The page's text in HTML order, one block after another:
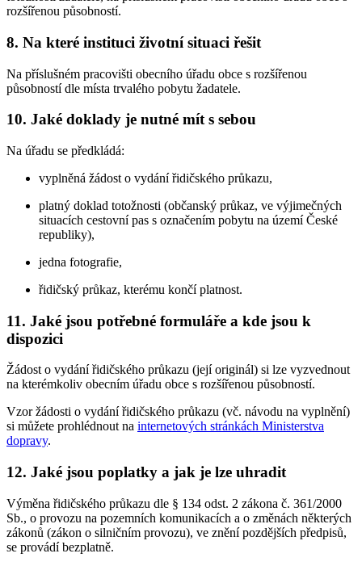
rozšířenou působností.
8. Na které instituci životní situaci řešit
Na příslušném pracovišti obecního úřadu obce s rozšířenou
působností dle místa trvalého pobytu žadatele.
10. Jaké doklady je nutné mít s sebou
Na úřadu se předkládá:
vyplněná žádost o vydání řidičského průkazu,
platný doklad totožnosti (občanský průkaz, ve výjimečných
situacích cestovní pas s označením pobytu na území České
republiky),
jedna fotografie,
řidičský průkaz, kterému končí platnost.
11. Jaké jsou potřebné formuláře a kde jsou k
dispozici
Žádost o vydání řidičského průkazu (její originál) si lze vyzvednout
na kterémkoliv obecním úřadu obce s rozšířenou působností.
Vzor žádosti o vydání řidičského průkazu (vč. návodu na vyplnění)
si můžete prohlédnout na internetových stránkách Ministerstva
dopravy.
12. Jaké jsou poplatky a jak je lze uhradit
Výměna řidičského průkazu dle § 134 odst. 2 zákona č. 361/2000
Sb., o provozu na pozemních komunikacích a o změnách některých
zákonů (zákon o silničním provozu), ve znění pozdějších předpisů,
se provádí bezplatně.